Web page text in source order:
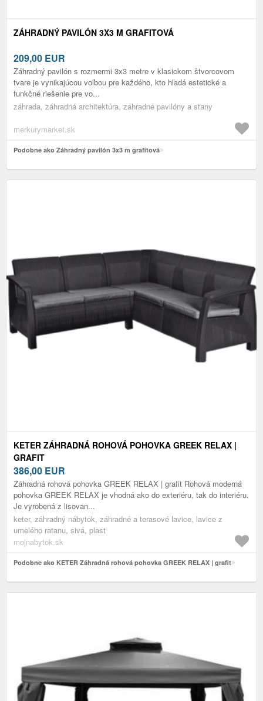
ZÁHRADNÝ PAVILÓN 3X3 M GRAFITOVÁ
209,00 EUR
Záhradný pavilón s rozmermi 3x3 metre v klasickom štvorcovom
tvare je vynikajúcou voľbou pre každého, kto hľadá estetické a
funkčné riešenie pre vo...
záhrada, záhradná architektúra, záhradné pavilóny a stany
merkurymarket.sk
Podobne ako Záhradný pavilón 3x3 m grafitová
KETER ZÁHRADNÁ ROHOVÁ POHOVKA GREEK RELAX |
GRAFIT
386,00 EUR
Záhradná rohová pohovka GREEK RELAX | grafit Rohová moderná
pohovka GREEK RELAX je vhodná ako do exteriéru, tak do interiéru.
Je vyrobená z lisovan...
keter, záhradný nábytok, záhradné a terasové lavice, lavice z
umelého ratanu, sivá, plast
mojnabytok.sk
Podobne ako KETER Záhradná rohová pohovka GREEK RELAX | grafit